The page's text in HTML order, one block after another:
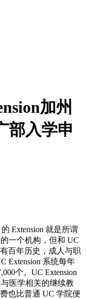
加州
部入学申
Extension 就是所谓
一个机构，但和 UC
百年历史，成人与职
Extension 系统每年
个。UC Extension
医学相关的继续教
也比普通 UC 学院便